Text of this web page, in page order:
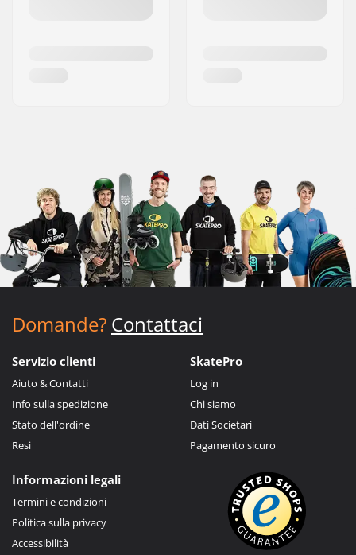
Domande? Contattaci
Servizio clienti
Aiuto & Contatti
Info sulla spedizione
Stato dell'ordine
Resi
SkatePro
Log in
Chi siamo
Dati Societari
Pagamento sicuro
Informazioni legali
Termini e condizioni
Politica sulla privacy
Accessibilità